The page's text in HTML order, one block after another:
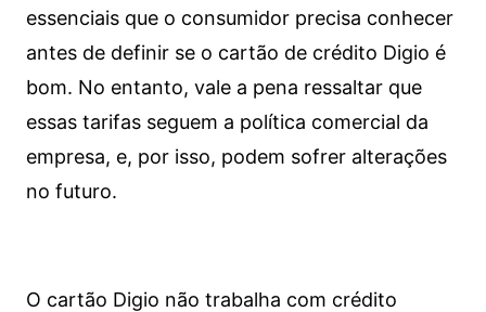
essenciais que o consumidor precisa conhecer
antes de definir se o cartão de crédito Digio é
bom. No entanto, vale a pena ressaltar que
essas tarifas seguem a política comercial da
empresa, e, por isso, podem sofrer alterações
no futuro.
O cartão Digio não trabalha com crédito